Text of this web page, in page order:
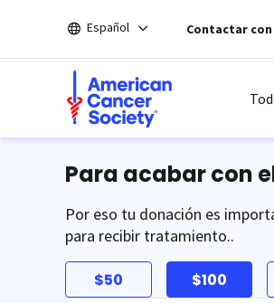
el
Español Contactar
Para acabar con
Por eso tu donación es
para recibir tratamiento..
$50 $100